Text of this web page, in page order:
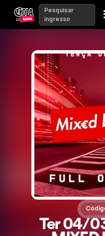
Pesquisar
ingresso
Ter 04/